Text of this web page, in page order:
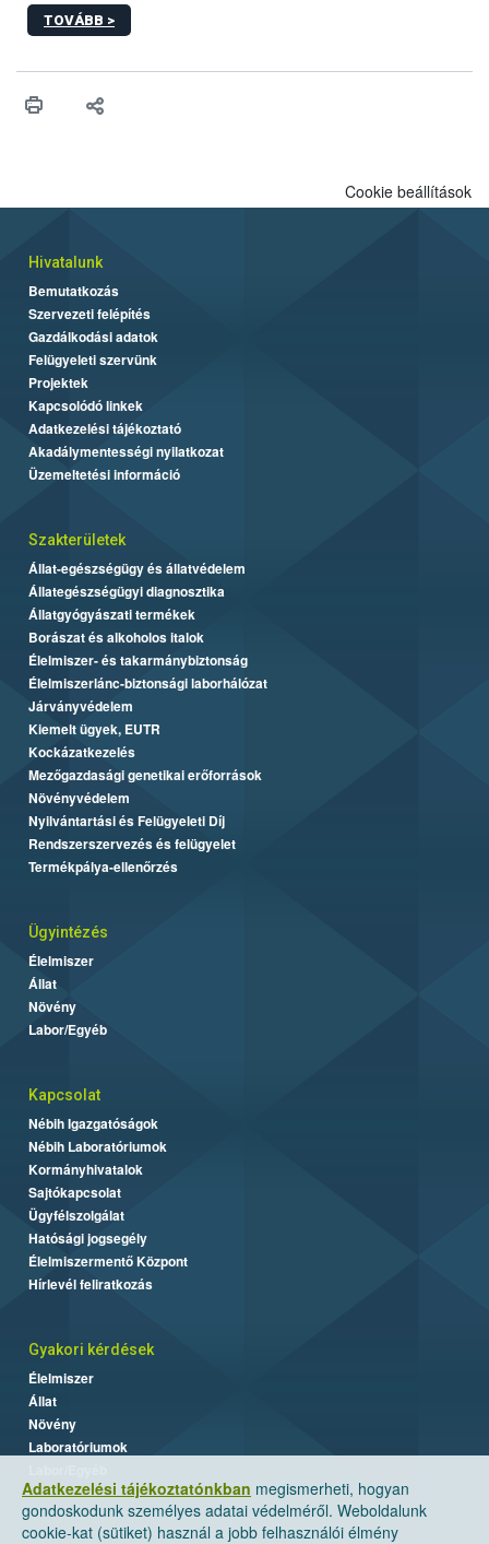
2027-től új irányértékek alkalmazását írja elő, és a jelenleg
hatályos uniós ajánlások helyébe lép.
TOVÁBB >
Adatkezelési tájékoztatónkban megismerheti, hogyan
gondoskodunk személyes adatai védelméről. Weboldalunk
cookie-kat (sütiket) használ a jobb felhasználói élmény
Cookie beállítások
Hivatalunk
Bemutatkozás
Szervezeti felépítés
Gazdálkodási adatok
Felügyeleti szervünk
Projektek
Kapcsolódó linkek
Adatkezelési tájékoztató
Akadálymentességi nyilatkozat
Üzemeltetési információ
Szakterületek
Állat-egészségügy és állatvédelem
Állategészségügyi diagnosztika
Állatgyógyászati termékek
Borászat és alkoholos italok
Élelmiszer- és takarmánybiztonság
Élelmiszerlánc-biztonsági laborhálózat
Járványvédelem
Kiemelt ügyek, EUTR
Kockázatkezelés
Mezőgazdasági genetikai erőforrások
Növényvédelem
Nyilvántartási és Felügyeleti Díj
Rendszerszervezés és felügyelet
Termékpálya-ellenőrzés
Ügyintézés
Élelmiszer
Állat
Növény
Labor/Egyéb
Kapcsolat
Nébih Igazgatóságok
Nébih Laboratóriumok
Kormányhivatalok
Sajtókapcsolat
Ügyfélszolgálat
Hatósági jogsegély
Élelmiszermentő Központ
Hírlevél feliratkozás
Gyakori kérdések
Élelmiszer
Állat
Növény
Laboratóriumok